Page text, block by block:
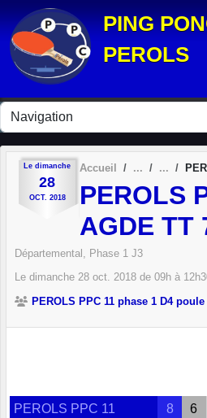
PING
PEROLS
Le dimanche
28
OCT. 2018
Accueil
PEROLS
AGDE TT
Départemental, Phase 1 J3
Le dimanche 28 oct. 2018 de 09h à
PEROLS PPC 11 phase 1 D4 poule
PEROLS PPC 11 8 6
Panneau de gestion des cookies